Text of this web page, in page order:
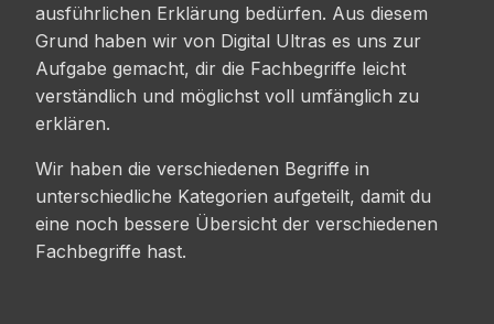
ausführlichen Erklärung bedürfen. Aus diesem
Grund haben wir von Digital Ultras es uns zur
Aufgabe gemacht, dir die Fachbegriffe leicht
verständlich und möglichst voll umfänglich zu
erklären.
Wir haben die verschiedenen Begriffe in
unterschiedliche Kategorien aufgeteilt, damit du
eine noch bessere Übersicht der verschiedenen
Fachbegriffe hast.